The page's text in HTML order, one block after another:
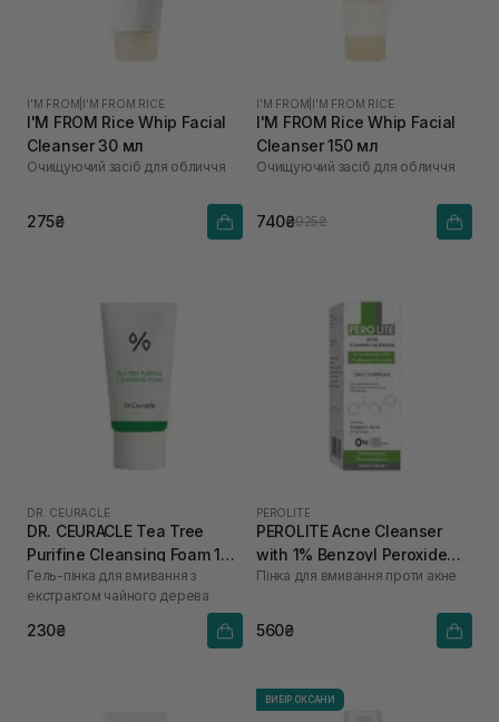
I'M FROM I'M FROM RICE
I'M FROM Rice Whip Facial
Cleanser 30 мл
Очищуючий засіб для обличчя
275₴
I'M FROM I'M FROM RICE
I'M FROM Rice Whip Facial
Cleanser 150 мл
Очищуючий засіб для обличчя
740₴925₴
DR. CEURACLE
DR. CEURACLE Tea Tree
Purifine Cleansing Foam 10
мл
Гель-пінка для вмивання з
екстрактом чайного дерева
230₴
PEROLITE
PEROLITE Acne Cleanser
with 1% Benzoyl Peroxide
100 мл
Пінка для вмивання проти акне
560₴
ВИБІР ОКСАНИ